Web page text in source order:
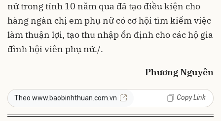
nữ trong tỉnh 10 năm qua đã tạo điều kiện cho
hàng ngàn chị em phụ nữ có cơ hội tìm kiếm việc
làm thuận lợi, tạo thu nhập ổn định cho các hộ gia
đình hội viên phụ nữ./.
Phương Nguyên
Theo www.baobinhthuan.com.vn Copy Link